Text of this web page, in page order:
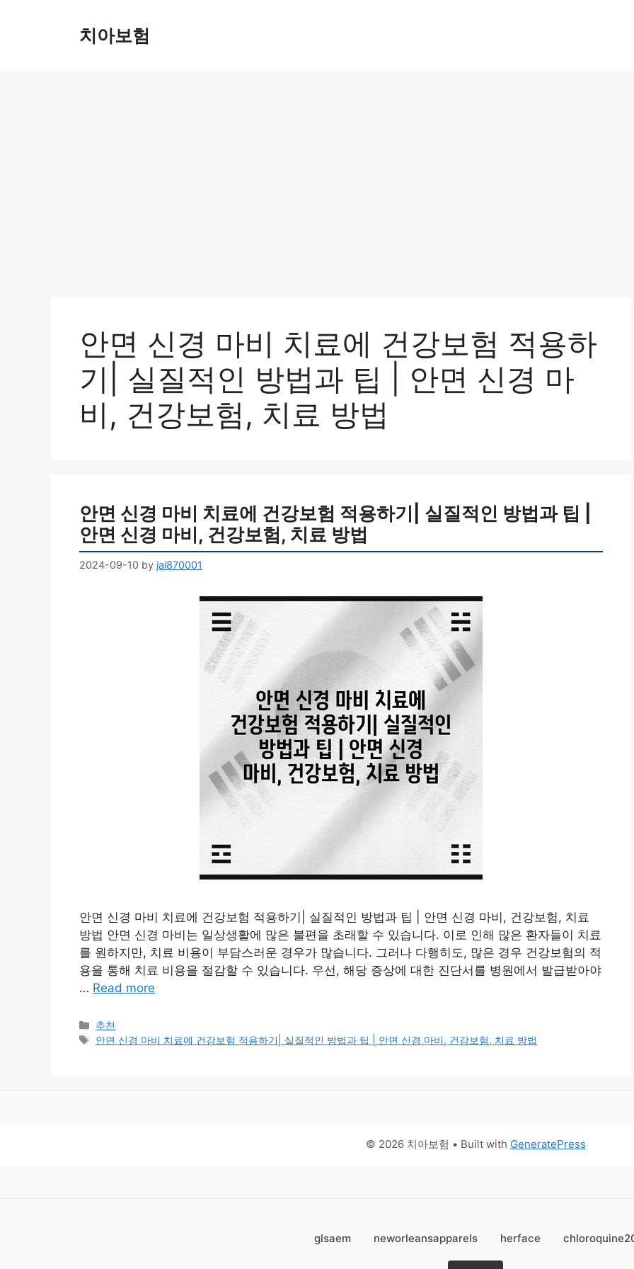
치아보험
안면 신경 마비 치료에 건강보험 적용하
기| 실질적인 방법과 팁 | 안면 신경 마
비, 건강보험, 치료 방법
안면 신경 마비 치료에 건강보험 적용하기| 실질적인 방법과 팁 |
안면 신경 마비, 건강보험, 치료 방법
2024-09-10 by jai870001
안면 신경 마비 치료에 건강보험 적용하기| 실질적인 방법과 팁 | 안면 신경 마비, 건강보험, 치료
방법 안면 신경 마비는 일상생활에 많은 불편을 초래할 수 있습니다. 이로 인해 많은 환자들이 치료
를 원하지만, 치료 비용이 부담스러운 경우가 많습니다. 그러나 다행히도, 많은 경우 건강보험의 적
용을 통해 치료 비용을 절감할 수 있습니다. 우선, 해당 증상에 대한 진단서를 병원에서 발급받아야
… Read more
Categories
추천
Tags
안면 신경 마비 치료에 건강보험 적용하기| 실질적인 방법과 팁 | 안면 신경 마비, 건강보험, 치료 방법
© 2026 치아보험 • Built with GeneratePress
glsaem neworleansapparels herface